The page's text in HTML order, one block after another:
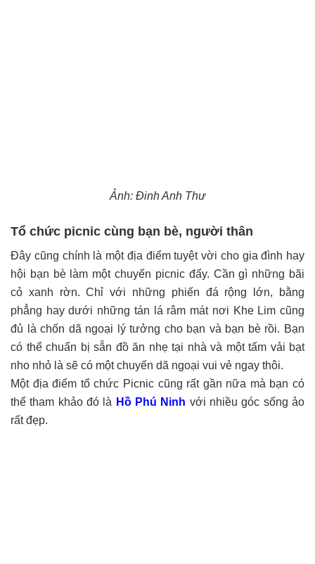
Ảnh: Đinh Anh Thư
Tổ chức picnic cùng bạn bè, người thân
Đây cũng chính là một địa điểm tuyệt vời cho gia đình hay
hội bạn bè làm một chuyến picnic đấy. Cần gì những bãi
cỏ xanh rờn. Chỉ với những phiến đá rộng lớn, bằng
phẳng hay dưới những tán lá râm mát nơi Khe Lim cũng
đủ là chốn dã ngoại lý tưởng cho bạn và bạn bè rồi. Bạn
có thể chuẩn bị sẵn đồ ăn nhẹ tại nhà và một tấm vải bạt
nho nhỏ là sẽ có một chuyến dã ngoại vui vẻ ngay thôi.
Một địa điểm tổ chức Picnic cũng rất gần nữa mà bạn có
thể tham khảo đó là Hồ Phú Ninh với nhiều góc sống ảo
rất đẹp.